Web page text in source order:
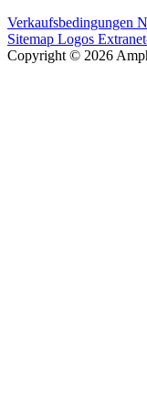
Verkaufsbedingungen
Sitemap Logos
Copyright © 2026